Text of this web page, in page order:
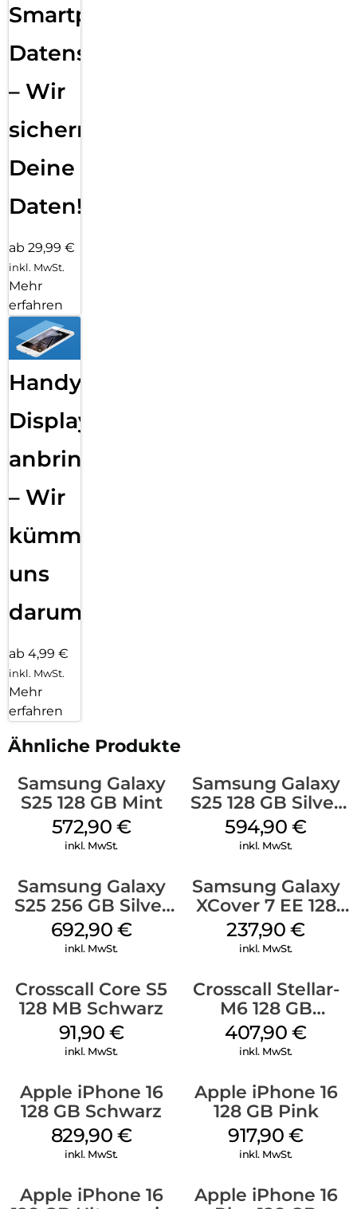
Smartphone
Datensicherung
– Wir
sichern
Deine
Daten!
ab 29,99 €
inkl. MwSt.
Mehr
erfahren
Handy
Displayfolie
anbringen
– Wir
kümmern
uns
darum!
ab 4,99 €
inkl. MwSt.
Mehr
erfahren
Ähnliche Produkte
Samsung Galaxy
S25 128 GB Mint
572,90 €
inkl. MwSt.
Samsung Galaxy
S25 128 GB Silver
Shadow
594,90€
inkl. MwSt.
Samsung Galaxy
S25 256 GB Silver
Shadow
692,90 €
inkl. MwSt.
Samsung Galaxy
XCover 7 EE 128
GB Black
237,90€
inkl. MwSt.
Crosscall Core S5
128 MB Schwarz
91,90 €
inkl. MwSt.
Crosscall Stellar-
M6 128 GB
Schwarz
407,90€
inkl. MwSt.
Apple iPhone 16
128 GB Schwarz
829,90 €
inkl. MwSt.
Apple iPhone 16
128 GB Pink
917,90€
inkl. MwSt.
Apple iPhone 16
Apple iPhone 16